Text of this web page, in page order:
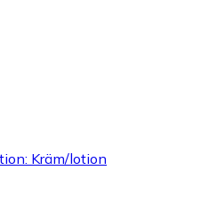
Kräm/lotion